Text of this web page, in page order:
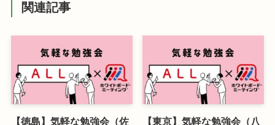
関連記事
【徳島】気軽な勉強会（佐
【東京】気軽な勉強会（八